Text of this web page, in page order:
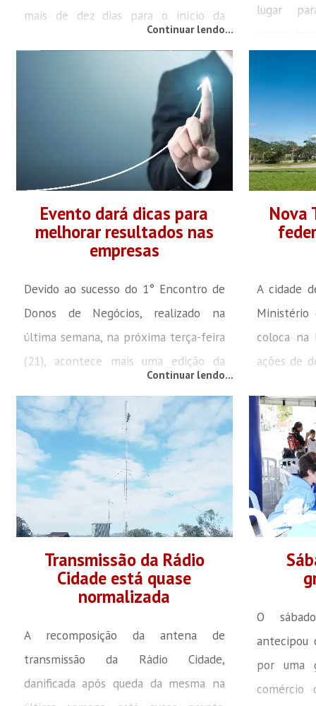
mais de dez dias para o início da
praticamente completa para a estreia,
diante do Porto, em 2 de setembro no
estádio Augusto Bauer. Os últimos a
chegarem foram o zagueiro Erivelton
e o também zagueiro Arthur. Erivelton
é jogador ambidestro que teve toda a
sua base no...
Continuar lendo...
lugar
porque o
o berço
porque
Saporski
Evento dará dicas para
melhorar resultados nas
empresas
Devido ao sucesso do 1° Encontro de
Donos de Negócios, realizado na
última semana, na próxima terça-feira
(21), acontece mais uma edição da
resultados imediatamente”. O evento,
que tem apoio e é organizado pela
Câmara de Dirigentes Lojistas de
Brusque – CDL Brusque, acontece às
19h, no Centro Empresarial, Social e
Cultural de Brusque (CESCB) e será
ministrado pelo...
Continuar lendo...
Nova
A cidade
Ministério
coloca na
ações de
Turismo
contribuir
destinos
fomento
regional,
Transmissão da Rádio
Cidade está quase
normalizada
A recomposição da antena de
transmissão da Rádio Cidade,
danificada após queda da mesma na
O
antecipou
por uma
comércio